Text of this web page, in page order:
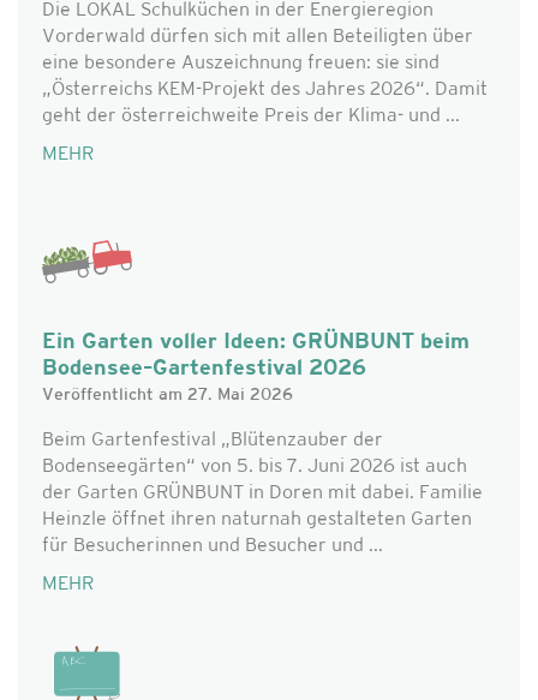
Die LOKAL Schulküchen in der Energieregion
Vorderwald dürfen sich mit allen Beteiligten über
eine besondere Auszeichnung freuen: sie sind
„Österreichs KEM-Projekt des Jahres 2026“. Damit
geht der österreichweite Preis der Klima- und ...
MEHR
Ein Garten voller Ideen: GRÜNBUNT beim
Bodensee–Gartenfestival 2026
Veröffentlicht am 27. Mai 2026
Beim Gartenfestival „Blütenzauber der
Bodenseegärten“ von 5. bis 7. Juni 2026 ist auch
der Garten GRÜNBUNT in Doren mit dabei. Familie
Heinzle öffnet ihren naturnah gestalteten Garten
für Besucherinnen und Besucher und ...
MEHR